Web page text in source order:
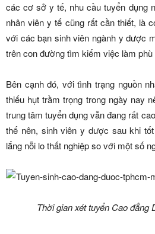
các cơ sở y tế, nhu cầu tuyển dụng
nhân viên y tế cũng rất cần thiết, là
với các bạn sinh viên ngành y dược
trên con đường tìm kiếm việc làm
Bên cạnh đó, với tình trạng nguồn
thiếu hụt trầm trọng trong ngày nay
trung tâm tuyển dụng vẫn đang rất
thế nên, sinh viên y dược sau khi
lắng nỗi lo thất nghiệp so với một số
Thời gian xét tuyển Cao